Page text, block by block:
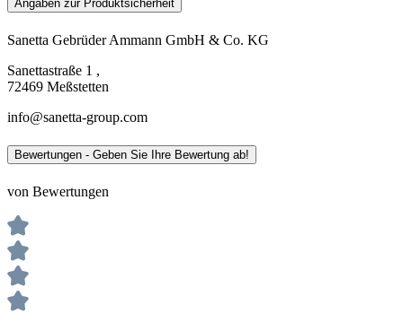
Angaben zur Produktsicherheit
Sanetta Gebrüder Ammann GmbH & Co. KG
Sanettastraße 1 ,
72469 Meßstetten
info@sanetta-group.com
Bewertungen - Geben Sie Ihre Bewertung ab!
von Bewertungen